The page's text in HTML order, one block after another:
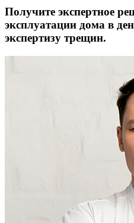
Получите экспертное
эксплуатации дома в
экспертизу трещин.